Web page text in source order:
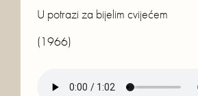
U potrazi za bijelim cvijećem